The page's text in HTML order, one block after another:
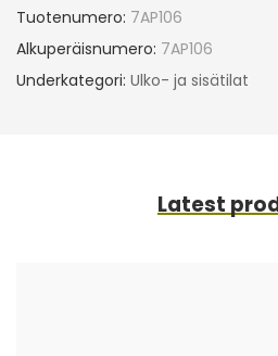
Tuotenumero: 7AP106
Alkuperäisnumero: 7AP106
Underkategori: Ulko- ja sisätilat
Latest